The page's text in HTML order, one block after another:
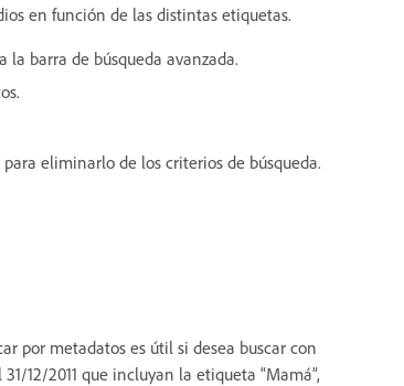
en función de las distintas etiquetas.
la barra de búsqueda avanzada.
eliminarlo de los criterios de búsqueda.
por metadatos es útil si desea buscar con
12/2011 que incluyan la etiqueta “Mamá”,